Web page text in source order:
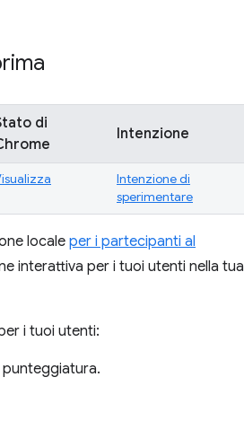
di
Intenzione
Intenzione di
sperimentare
locale per i partecipanti al
interattiva per i tuoi utenti nella tua
i tuoi utenti: